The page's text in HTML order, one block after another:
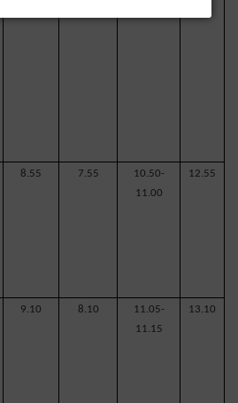
8.55 7.55
10.50-
11.00
12.55
9.10 8.10
11.05-
11.15
13.10